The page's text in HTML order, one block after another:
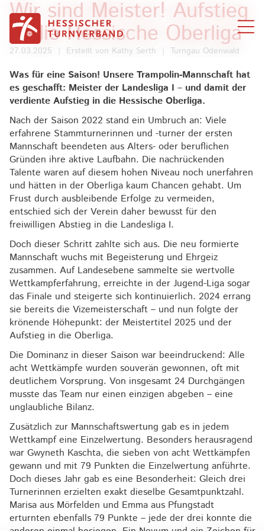
Zum Inhalt springen
Wir sind Meister! Aufstieg
in die Hessische Oberliga
27.03.2025 Erstellt von Kathy Serth Turngau Odenwald
Was für eine Saison! Unsere Trampolin-Mannschaft hat
es geschafft: Meister der Landesliga I – und damit der
verdiente Aufstieg in die Hessische Oberliga.
Nach der Saison 2022 stand ein Umbruch an: Viele
erfahrene Stammturnerinnen und -turner der ersten
Mannschaft beendeten aus Alters- oder beruflichen
Gründen ihre aktive Laufbahn. Die nachrückenden
Talente waren auf diesem hohen Niveau noch unerfahren
und hätten in der Oberliga kaum Chancen gehabt. Um
Frust durch ausbleibende Erfolge zu vermeiden,
entschied sich der Verein daher bewusst für den
freiwilligen Abstieg in die Landesliga I.
Doch dieser Schritt zahlte sich aus. Die neu formierte
Mannschaft wuchs mit Begeisterung und Ehrgeiz
zusammen. Auf Landesebene sammelte sie wertvolle
Wettkampferfahrung, erreichte in der Jugend-Liga sogar
das Finale und steigerte sich kontinuierlich. 2024 errang
sie bereits die Vizemeisterschaft – und nun folgte der
krönende Höhepunkt: der Meistertitel 2025 und der
Aufstieg in die Oberliga.
Die Dominanz in dieser Saison war beeindruckend: Alle
acht Wettkämpfe wurden souverän gewonnen, oft mit
deutlichem Vorsprung. Von insgesamt 24 Durchgängen
musste das Team nur einen einzigen abgeben – eine
unglaubliche Bilanz.
Zusätzlich zur Mannschaftswertung gab es in jedem
Wettkampf eine Einzelwertung. Besonders herausragend
war Gwyneth Kaschta, die sieben von acht Wettkämpfen
gewann und mit 79 Punkten die Einzelwertung anführte.
Doch dieses Jahr gab es eine Besonderheit: Gleich drei
Turnerinnen erzielten exakt dieselbe Gesamtpunktzahl.
Marisa aus Mörfelden und Emma aus Pfungstadt
erturnten ebenfalls 79 Punkte – jede der drei konnte die